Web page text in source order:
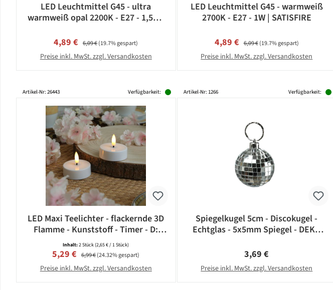
LED Leuchtmittel G45 - ultra
warmweiß opal 2200K - E27 - 1,5W |
Verkaufspreis:
4,89 € Regulärer Preis:
6,09 €(19.7% gespart)
Preise inkl. MwSt. zzgl. Versandkosten
LED Leuchtmittel G45 - warmweiß
2700K - E27 - 1W | SATISFIRE
Verkaufspreis:
4,89 € Regulärer Preis:
6,09 €(19.7% gespart)
Preise inkl. MwSt. zzgl. Versandkosten
Artikel-Nr: 26443 Verfügbarkeit:
LED Maxi Teelichter - flackernde 3D
Flamme - Kunststoff - Timer - D:
5,8cm - weiß - 2er Set
Inhalt:2 Stück(2,65 € / 1 Stück)
Verkaufspreis:
5,29 € Regulärer Preis:
6,99 €(24.32% gespart)
Preise inkl. MwSt. zzgl. Versandkosten
Artikel-Nr: 1266 Verfügbarkeit:
Spiegelkugel 5cm - Discokugel -
Echtglas - 5x5mm Spiegel - DEKO
Regulärer Preis:
3,69 €
Preise inkl. MwSt. zzgl. Versandkosten